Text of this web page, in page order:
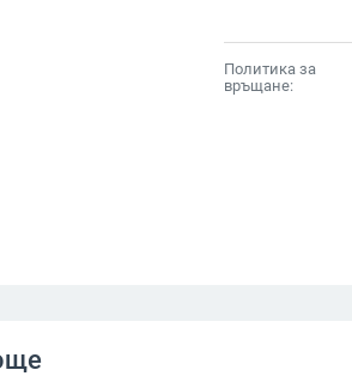
Политика за
връщане: